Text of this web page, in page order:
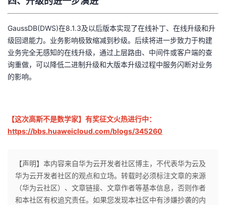
GaussDB(DWS)在8.1.3及以后版本实现了在线补丁、在线升级和升
级回退能力。业务影响极致缩减到秒级。后续将进一步致力于构建
业务完全无感知的在线升级，通过上层路由、中间件或客户端的查
询重做，可以降低二进制升级和大版本升级过程中服务闪断对业务
的影响。
【这次高斯不是数学家】有奖征文火热进行中：
https://bbs.huaweicloud.com/blogs/345260
【声明】本内容来自华为云开发者社区博主，不代表华为云及
华为云开发者社区的观点和立场。转载时必须标注文章的来源
（华为云社区）、文章链接、文章作者等基本信息，否则作者
和本社区有权追究责任。如果您发现本社区中有涉嫌抄袭的内